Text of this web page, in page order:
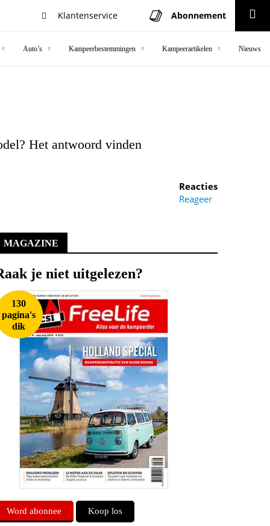
Klantenservice Abonnement
Auto’s Kampeerbestemmingen Kampeerartikelen Nieuws
Het antwoord vinden
Reacties
Reageer
MAGAZINE
je niet uitgelezen?
130
pagina's
dik
Word abonnee Koop los